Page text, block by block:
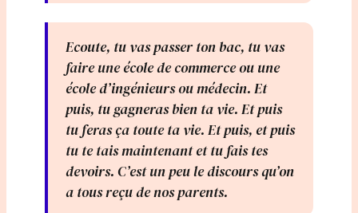
Ecoute, tu vas passer ton bac, tu vas
faire une école de commerce ou une
école d’ingénieurs ou médecin. Et
puis, tu gagneras bien ta vie. Et puis
tu feras ça toute ta vie. Et puis, et puis
tu te tais maintenant et tu fais tes
devoirs. C’est un peu le discours qu’on
a tous reçu de nos parents.